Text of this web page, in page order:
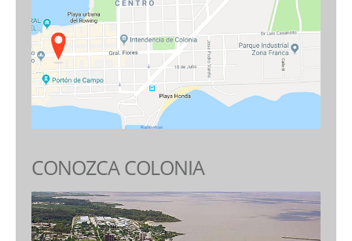
CONOZCA COLONIA